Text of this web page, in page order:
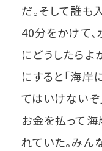
だ。そして誰も
40分をかけて
にどうしたらよ
にすると「海岸
てはいけないぞ
お金を払って
れていた。みん